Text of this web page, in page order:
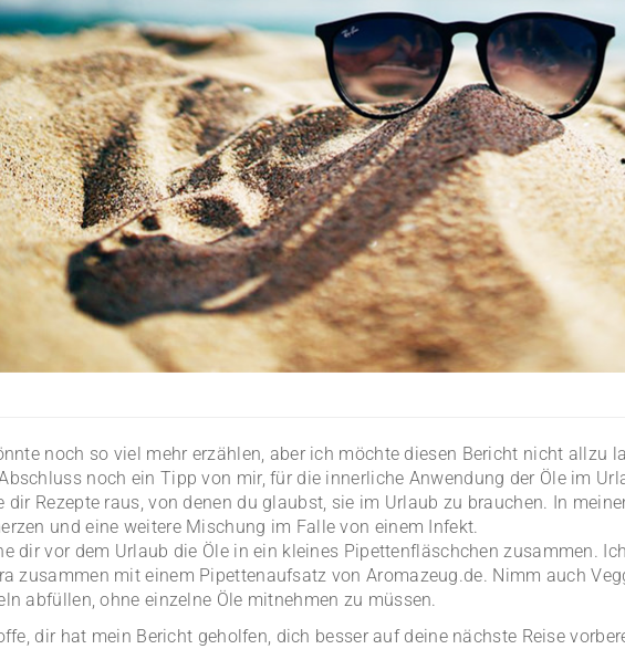
noch so viel mehr erzählen, aber ich möchte diesen Bericht nicht allzu
noch ein Tipp von mir, für die innerliche Anwendung der Öle im
dir Rezepte raus, von denen du glaubst, sie im Urlaub zu brauchen. In
und eine weitere Mischung im Falle von einem Infekt.
dir vor dem Urlaub die Öle in ein kleines Pipettenfläschchen zusammen.
zusammen mit einem Pipettenaufsatz von Aromazeug.de. Nimm auch
abfüllen, ohne einzelne Öle mitnehmen zu müssen.
dir hat mein Bericht geholfen, dich besser auf deine nächste Reise